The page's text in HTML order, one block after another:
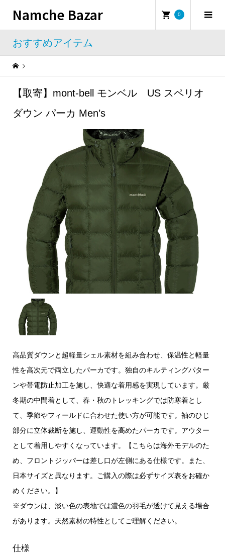
Namche Bazar 0
おすすめアイテム
Warning : Undefined property: WP_Error::$name in
【取寄】mont-bell モンベル US スペリオ
ダウン パーカ Men’s
高品質ダウンと超軽量シェル素材を組み合わせ、保温性と軽量
性を高次元で両立したパーカです。独自のキルティングパター
ンや帯電防止加工を施し、快適な着用感を実現しています。厳
冬期の中間着として、春・秋のトレッキングでは防寒着とし
て、季節やフィールドに合わせた使い方が可能です。袖のひじ
部分に立体裁断を施し、運動性を高めたパーカです。アウター
として着用しやすくなっています。【こちらは海外モデルのた
め、フロントジッパーは差し口が左側にある仕様です。また、
日本サイズと異なります。ご購入の際は必ずサイズ表をお確か
めください。】
※ダウンは、淡い色の表地では濃色の羽毛が透けて見える場合
があります。天然素材の特性としてご理解ください。
仕様